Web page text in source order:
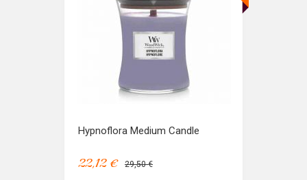
Hypnoflora Medium Candle
22,12 € 29,50 €